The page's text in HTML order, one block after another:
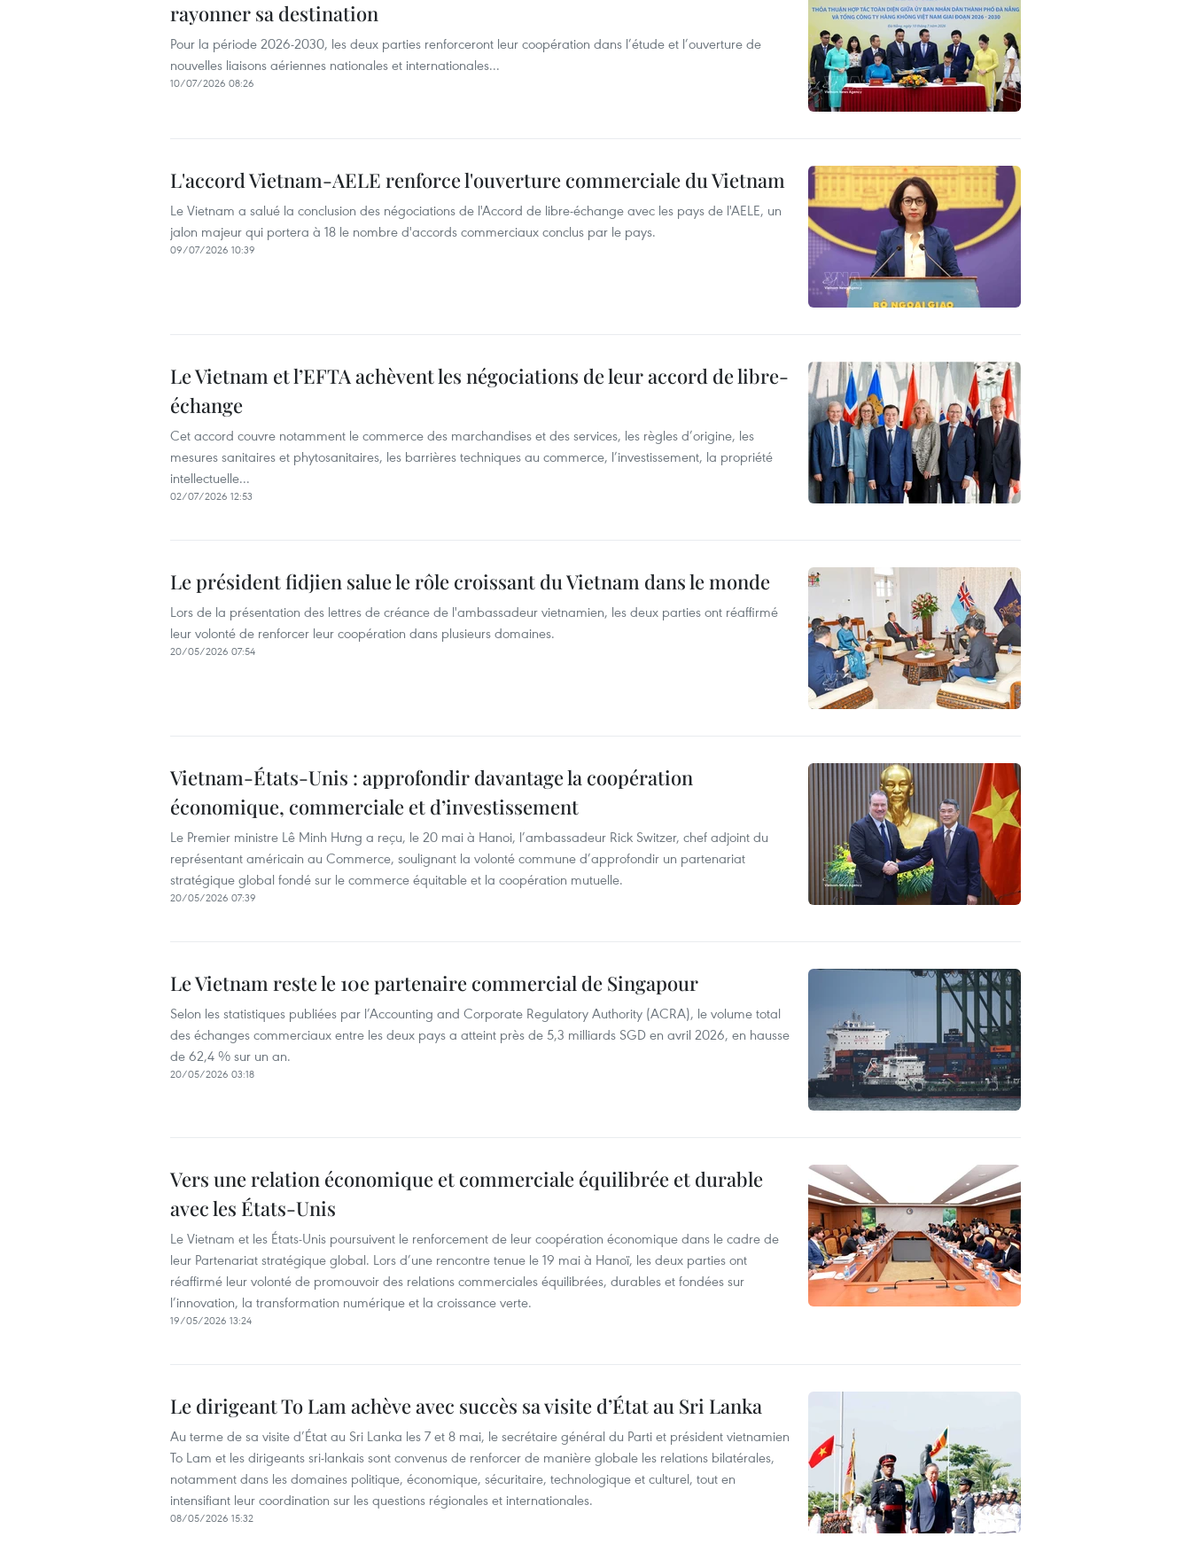
rayonner sa destination
Pour la période 2026-2030, les deux parties renforceront leur coopération dans l’étude et l’ouverture de
nouvelles liaisons aériennes nationales et internationales...
10/07/2026 08:26
L'accord Vietnam-AELE renforce l'ouverture commerciale du Vietnam
Le Vietnam a salué la conclusion des négociations de l'Accord de libre-échange avec les pays de l'AELE, un
jalon majeur qui portera à 18 le nombre d'accords commerciaux conclus par le pays.
09/07/2026 10:39
Le Vietnam et l’EFTA achèvent les négociations de leur accord de libre-
échange
Cet accord couvre notamment le commerce des marchandises et des services, les règles d’origine, les
mesures sanitaires et phytosanitaires, les barrières techniques au commerce, l’investissement, la propriété
intellectuelle...
02/07/2026 12:53
Le président fidjien salue le rôle croissant du Vietnam dans le monde
Lors de la présentation des lettres de créance de l'ambassadeur vietnamien, les deux parties ont réaffirmé
leur volonté de renforcer leur coopération dans plusieurs domaines.
20/05/2026 07:54
Vietnam-États-Unis : approfondir davantage la coopération
économique, commerciale et d’investissement
Le Premier ministre Lê Minh Hưng a reçu, le 20 mai à Hanoi, l’ambassadeur Rick Switzer, chef adjoint du
représentant américain au Commerce, soulignant la volonté commune d’approfondir un partenariat
stratégique global fondé sur le commerce équitable et la coopération mutuelle.
20/05/2026 07:39
Le Vietnam reste le 10e partenaire commercial de Singapour
Selon les statistiques publiées par l’Accounting and Corporate Regulatory Authority (ACRA), le volume total
des échanges commerciaux entre les deux pays a atteint près de 5,3 milliards SGD en avril 2026, en hausse
de 62,4 % sur un an.
20/05/2026 03:18
Vers une relation économique et commerciale équilibrée et durable
avec les États-Unis
Le Vietnam et les États-Unis poursuivent le renforcement de leur coopération économique dans le cadre de
leur Partenariat stratégique global. Lors d’une rencontre tenue le 19 mai à Hanoï, les deux parties ont
réaffirmé leur volonté de promouvoir des relations commerciales équilibrées, durables et fondées sur
l’innovation, la transformation numérique et la croissance verte.
19/05/2026 13:24
Le dirigeant To Lam achève avec succès sa visite d’État au Sri Lanka
Au terme de sa visite d’État au Sri Lanka les 7 et 8 mai, le secrétaire général du Parti et président vietnamien
To Lam et les dirigeants sri-lankais sont convenus de renforcer de manière globale les relations bilatérales,
notamment dans les domaines politique, économique, sécuritaire, technologique et culturel, tout en
intensifiant leur coordination sur les questions régionales et internationales.
08/05/2026 15:32